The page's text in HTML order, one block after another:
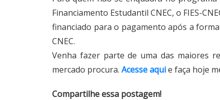
Financiamento Estudantil CNEC, o FIES-
financiado para o pagamento após a
CNEC.
Venha fazer parte de uma das maiores
mercado procura. Acesse aquie faça hoje
Compartilhe essa postagem!